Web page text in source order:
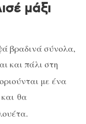
μάξι
βραδινά σύνολα,
και πάλι στη
με ένα
και θα